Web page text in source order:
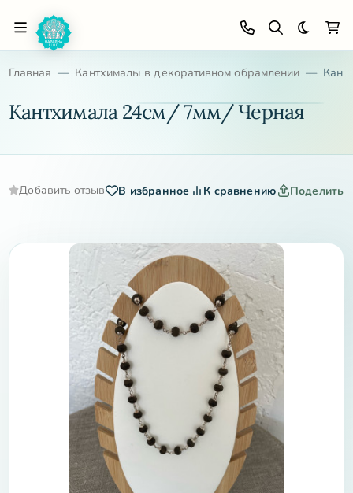
Темная
Главная Кантхималы в декоративном обрамлении
Кантхимала 24см/ 7мм/ Черная
Добавить отзыв В избранное К сравнению